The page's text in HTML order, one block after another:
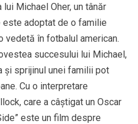
Michael Oher, un tânăr
adoptat de o familie
vedetă în fotbalul american.
succesului lui Michael,
și sprijinul unei familii pot
Cu o interpretare
care a câștigat un Oscar
este un film despre